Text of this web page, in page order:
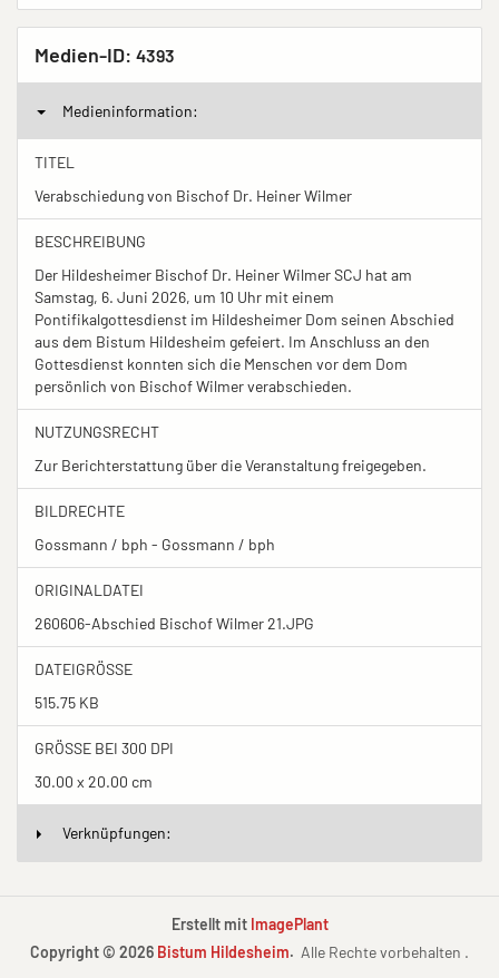
Medien-ID: 4393
Medieninformation:
TITEL
Verabschiedung von Bischof Dr. Heiner Wilmer
BESCHREIBUNG
Der Hildesheimer Bischof Dr. Heiner Wilmer SCJ hat am
Samstag, 6. Juni 2026, um 10 Uhr mit einem
Pontifikalgottesdienst im Hildesheimer Dom seinen Abschied
aus dem Bistum Hildesheim gefeiert. Im Anschluss an den
Gottesdienst konnten sich die Menschen vor dem Dom
persönlich von Bischof Wilmer verabschieden.
NUTZUNGSRECHT
Zur Berichterstattung über die Veranstaltung freigegeben.
BILDRECHTE
Gossmann / bph - Gossmann / bph
ORIGINALDATEI
260606-Abschied Bischof Wilmer 21.JPG
DATEIGRÖSSE
515.75 KB
GRÖSSE BEI 300 DPI
30.00 x 20.00 cm
Verknüpfungen:
Erstellt mit ImagePlant
Copyright © 2026 Bistum Hildesheim. Alle Rechte vorbehalten .